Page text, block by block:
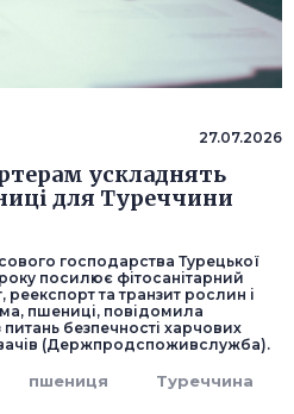
27.07.2026
ускладнять
для Туреччини
господарства Турецької
посилює фітосанітарний
реекспорт та транзит рослин і
пшениці, повідомила
безпечності харчових
(Держпродспоживслужба).
пшениця Туреччина